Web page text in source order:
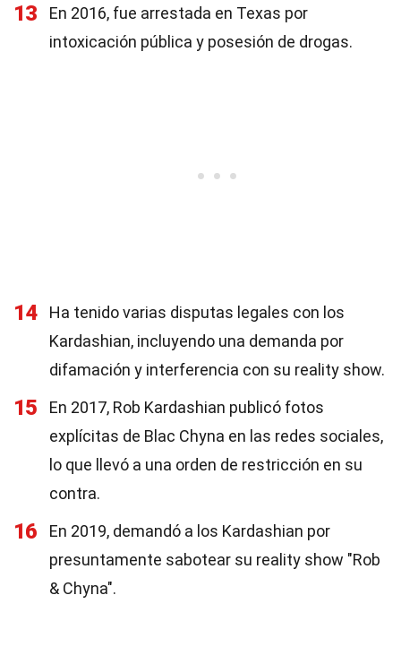
13
En 2016, fue arrestada en Texas por
intoxicación pública y posesión de drogas.
14
Ha tenido varias disputas legales con los
Kardashian, incluyendo una demanda por
difamación y interferencia con su reality show.
15
En 2017, Rob Kardashian publicó fotos
explícitas de Blac Chyna en las redes sociales,
lo que llevó a una orden de restricción en su
contra.
16
En 2019, demandó a los Kardashian por
presuntamente sabotear su reality show "Rob
& Chyna".